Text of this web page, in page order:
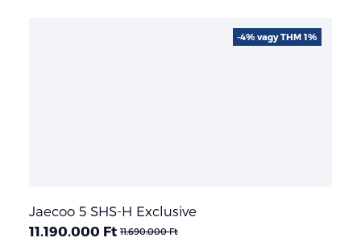
Jaecoo 5 SHS-H Exclusive
11.190.000 Ft 11.690.000 Ft
-4% vagy THM 1%